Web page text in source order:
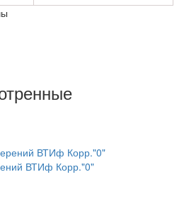
ВТИф Корр."0"